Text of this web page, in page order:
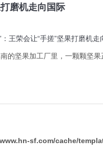
磨机走向国际
：王荣会让“手搓”坚果打磨机走
的坚果加工厂里，一颗颗坚果
sf.com/cache/